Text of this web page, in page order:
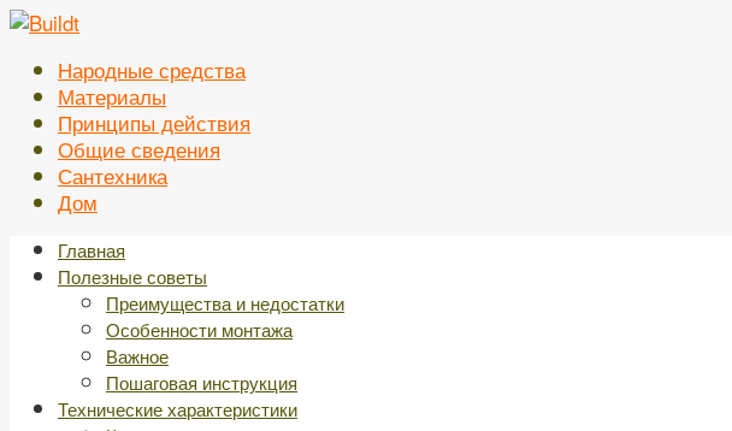
Перейти
контентуНародные средства
Материалы
Принципы действия
Общие сведения
Сантехника
Дом
Главная
Полезные советы
Преимущества и недостатки
Особенности монтажа
Важное
Пошаговая инструкция
Технические характеристики